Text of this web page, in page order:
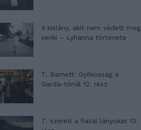
A kislány, akit nem védett meg
senki – Lyhanna története
T. Barnett: Gyilkosság a
Garda-tónál 12. rész
T. szereti a fiatal lányokat 13.